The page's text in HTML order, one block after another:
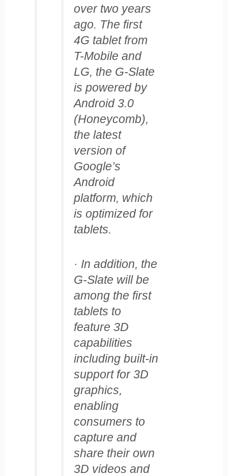
over two years
ago. The first
4G tablet from
T-Mobile and
LG, the G-Slate
is powered by
Android 3.0
(Honeycomb),
the latest
version of
Google’s
Android
platform, which
is optimized for
tablets.
· In addition, the
G-Slate will be
among the first
tablets to
feature 3D
capabilities
including built-in
support for 3D
graphics,
enabling
consumers to
capture and
share their own
3D videos and